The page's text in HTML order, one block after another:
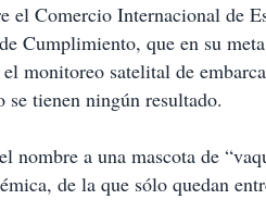
el Comercio Internacional de
Cumplimiento, que en su
monitoreo satelital de
se tienen ningún resultado.
nombre a una mascota de
de la que sólo quedan